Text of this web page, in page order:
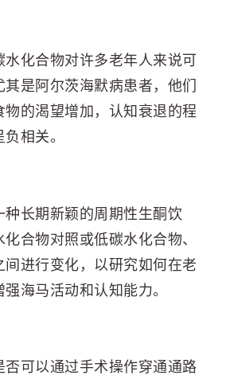
化合物对许多老年人来说可
是阿尔茨海默病患者，他们
物的渴望增加，认知衰退的程
相关。
长期新颖的周期性生酮饮
合物对照或低碳水化合物、
间进行变化，以研究如何在老
海马活动和认知能力。
否可以通过手术操作穿通通路